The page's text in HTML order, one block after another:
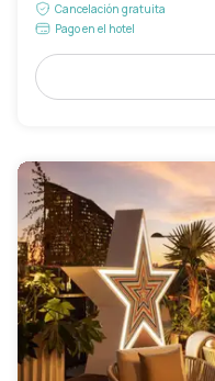
Cancelación gratuita
Pago en el hotel